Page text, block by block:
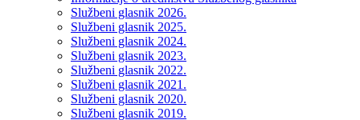
Službeni glasnik 2026.
Službeni glasnik 2025.
Službeni glasnik 2024.
Službeni glasnik 2023.
Službeni glasnik 2022.
Službeni glasnik 2021.
Službeni glasnik 2020.
Službeni glasnik 2019.